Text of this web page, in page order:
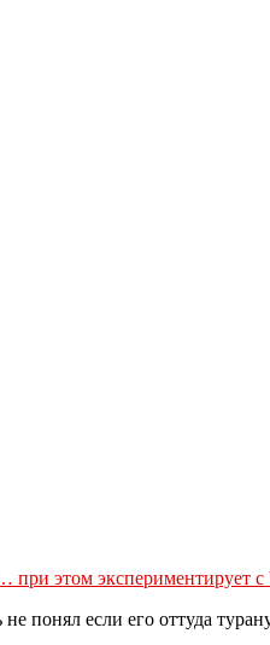
при этом экспериментирует с
понял если его оттуда